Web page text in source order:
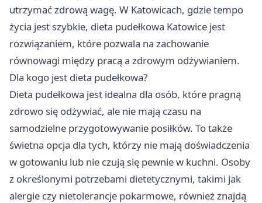
utrzymać zdrową wagę. W Katowicach, gdzie tempo
życia jest szybkie, dieta pudełkowa Katowice jest
rozwiązaniem, które pozwala na zachowanie
równowagi między pracą a zdrowym odżywianiem.
Dla kogo jest dieta pudełkowa?
Dieta pudełkowa jest idealna dla osób, które pragną
zdrowo się odżywiać, ale nie mają czasu na
samodzielne przygotowywanie posiłków. To także
świetna opcja dla tych, którzy nie mają doświadczenia
w gotowaniu lub nie czują się pewnie w kuchni. Osoby
z określonymi potrzebami dietetycznymi, takimi jak
alergie czy nietolerancje pokarmowe, również znajdą